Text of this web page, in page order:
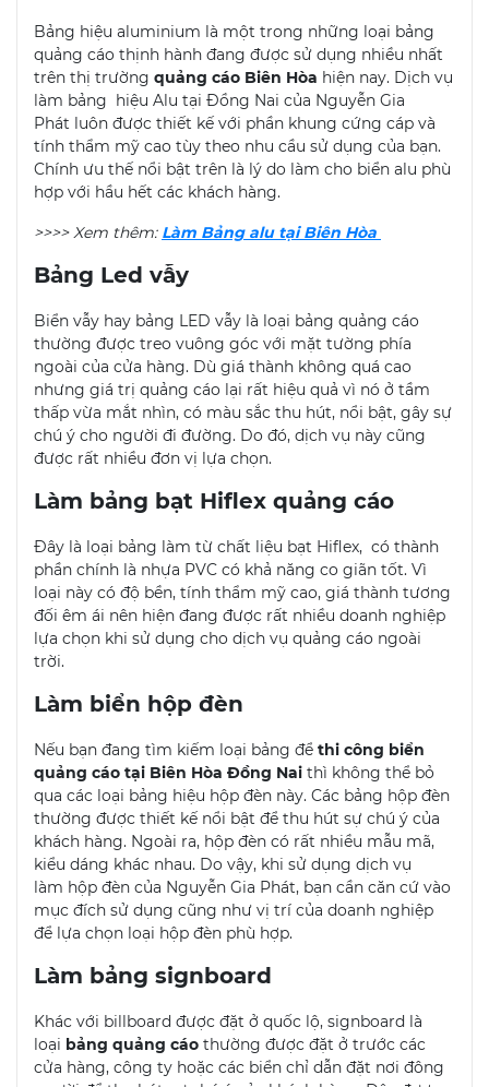
Bảng hiệu aluminium là một trong những loại bảng
quảng cáo thịnh hành đang được sử dụng nhiều nhất
trên thị trường quảng cáo Biên Hòa hiện nay. Dịch vụ
làm bảng hiệu Alu tại Đồng Nai của Nguyễn Gia
Phát luôn được thiết kế với phần khung cứng cáp và
tính thẩm mỹ cao tùy theo nhu cầu sử dụng của bạn.
Chính ưu thế nổi bật trên là lý do làm cho biển alu phù
hợp với hầu hết các khách hàng.
>>>> Xem thêm: Làm Bảng alu tại Biên Hòa
Bảng Led vẫy
Biển vẫy hay bảng LED vẫy là loại bảng quảng cáo
thường được treo vuông góc với mặt tường phía
ngoài của cửa hàng. Dù giá thành không quá cao
nhưng giá trị quảng cáo lại rất hiệu quả vì nó ở tầm
thấp vừa mắt nhìn, có màu sắc thu hút, nổi bật, gây sự
chú ý cho người đi đường. Do đó, dịch vụ này cũng
được rất nhiều đơn vị lựa chọn.
Làm bảng bạt Hiflex quảng cáo
Đây là loại bảng làm từ chất liệu bạt Hiflex, có thành
phần chính là nhựa PVC có khả năng co giãn tốt. Vì
loại này có độ bền, tính thẩm mỹ cao, giá thành tương
đối êm ái nên hiện đang được rất nhiều doanh nghiệp
lựa chọn khi sử dụng cho dịch vụ quảng cáo ngoài
trời.
Làm biển hộp đèn
Nếu bạn đang tìm kiếm loại bảng để thi công biển
quảng cáo tại Biên Hòa Đồng Nai thì không thể bỏ
qua các loại bảng hiệu hộp đèn này. Các bảng hộp đèn
thường được thiết kế nổi bật để thu hút sự chú ý của
khách hàng. Ngoài ra, hộp đèn có rất nhiều mẫu mã,
kiểu dáng khác nhau. Do vậy, khi sử dụng dịch vụ
làm hộp đèn của Nguyễn Gia Phát, bạn cần căn cứ vào
mục đích sử dụng cũng như vị trí của doanh nghiệp
để lựa chọn loại hộp đèn phù hợp.
Làm bảng signboard
Khác với billboard được đặt ở quốc lộ, signboard là
loại bảng quảng cáo thường được đặt ở trước các
cửa hàng, công ty hoặc các biển chỉ dẫn đặt nơi đông